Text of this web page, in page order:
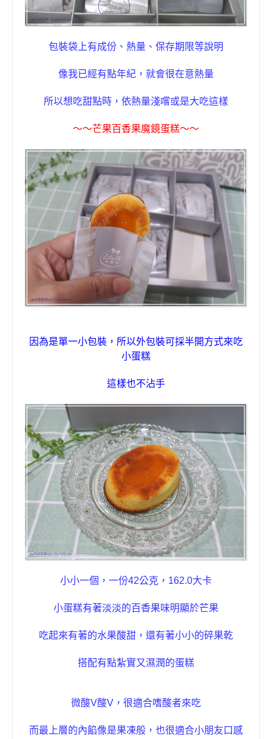
包裝袋上有成份、熱量、保存期限等說明
像我已經有點年紀，就會很在意熱量
所以想吃甜點時，依熱量淺嚐或是大吃這樣
〜〜芒果百香果魔鏡蛋糕〜〜
因為是單一小包裝，所以外包裝可採半開方式來吃
小蛋糕
這樣也不沾手
小小一個， 一份42公克 ， 162.0大卡
小蛋糕有著淡淡的百香果味明顯於芒果
吃起來有著的水果酸甜，還有著小小的碎果乾
搭配有點紮實又濕潤的蛋糕
微酸V酸V ，很適合嗜酸者來吃
而最上層的內餡像是果凍般，也很適合小朋友口感